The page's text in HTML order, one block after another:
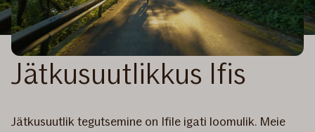
Jätkusuutlikkus Ifis
Jätkusuutlik tegutsemine on Ifile igati loomulik. Meie